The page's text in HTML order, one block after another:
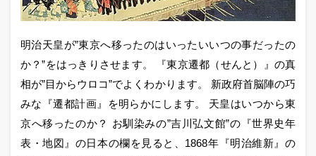
明治天皇が”東京へ移ったのはいったいいつの事だったの
か？”をはっきりさせます。 『東京遷都（せんと）』の真
相が”目からウロコ”でよくわかります。 新政府首脳陣の巧
みな『遷都計画』を明らかにします。 天皇はいつから東
京へ移ったのか？ お馴染みの”吉川弘文館”の『世界史年
表・地図』の日本の欄を見ると、1868年『明治維新』の